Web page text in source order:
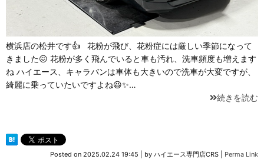
横浜店の松井です👍 花粉が飛び、花粉症には厳しい季節になって
きました😖 花粉が多く飛んでいると車も汚れ、洗車頻度も増えます
ね ハイエース、キャラバンは車体も大きいので洗車が大変ですが、
綺麗に乗っていたいですよね😆✨…
続きを読む
Posted on 2025.02.24 19:45 by ハイエース専門店CRS Perma Link